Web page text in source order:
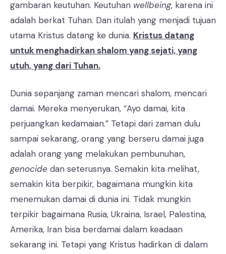
gambaran keutuhan. Keutuhan wellbeing, karena ini
adalah berkat Tuhan. Dan itulah yang menjadi tujuan
utama Kristus datang ke dunia. Kristus datang
untuk menghadirkan shalom yang sejati, yang
utuh, yang dari Tuhan.
Dunia sepanjang zaman mencari shalom, mencari
damai. Mereka menyerukan, “Ayo damai, kita
perjuangkan kedamaian.” Tetapi dari zaman dulu
sampai sekarang, orang yang berseru damai juga
adalah orang yang melakukan pembunuhan,
genocide dan seterusnya. Semakin kita melihat,
semakin kita berpikir, bagaimana mungkin kita
menemukan damai di dunia ini. Tidak mungkin
terpikir bagaimana Rusia, Ukraina, Israel, Palestina,
Amerika, Iran bisa berdamai dalam keadaan
sekarang ini. Tetapi yang Kristus hadirkan di dalam